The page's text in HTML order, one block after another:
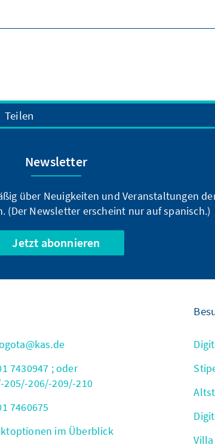
Teilen
Newsletter
über Neuigkeiten und Veranstaltungen
(Der Newsletter erscheint nur auf spanisch.)
Jetzt abonnieren
7430947 ; oder
205/-206/-209/-210
7460675
im Überblick